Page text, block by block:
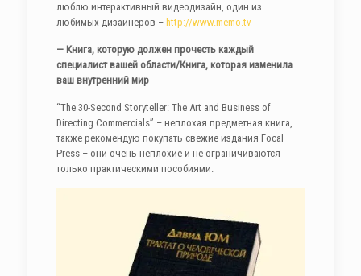
люблю интерактивный видеодизайн, один из
любимых дизайнеров – http://www.memo.tv
— Книга, которую должен прочесть каждый
специалист вашей области/Книга, которая изменила
ваш внутренний мир
“The 30-Second Storyteller: The Art and Business of
Directing Commercials” – неплохая предметная книга,
также рекомендую покупать свежие издания Focal
Press – они очень неплохие и не ограничиваются
только практическими пособиями.